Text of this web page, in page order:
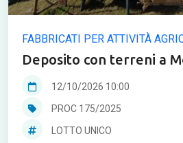
FABBRICATI PER ATTIVITÀ
Deposito con terreni a
Vicentino in asta
12/10/2026 10:00
PROC 175/2025
LOTTO UNICO